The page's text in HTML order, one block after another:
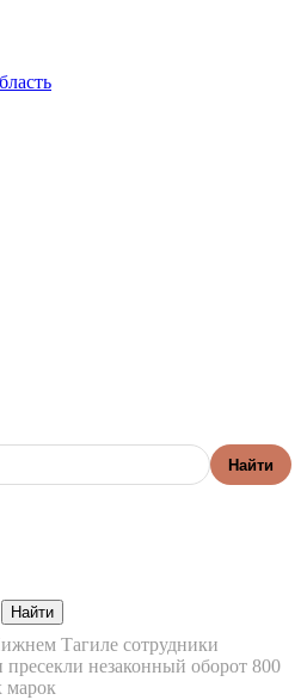
Найти
Найти
Тагиле сотрудники
незаконный оборот 800
марок